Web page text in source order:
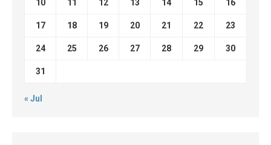
10 11 12 13 14 15 16
17 18 19 20 21 22 23
24 25 26 27 28 29 30
31
« Jul